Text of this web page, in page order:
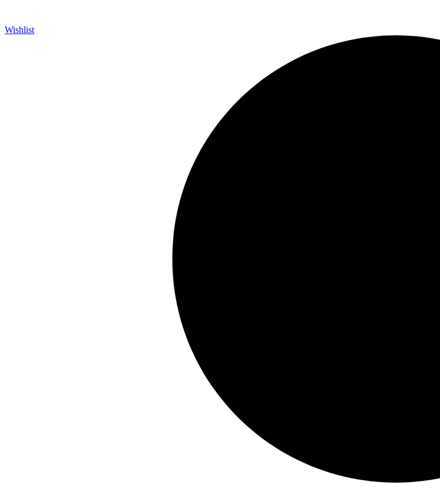
Wishlist